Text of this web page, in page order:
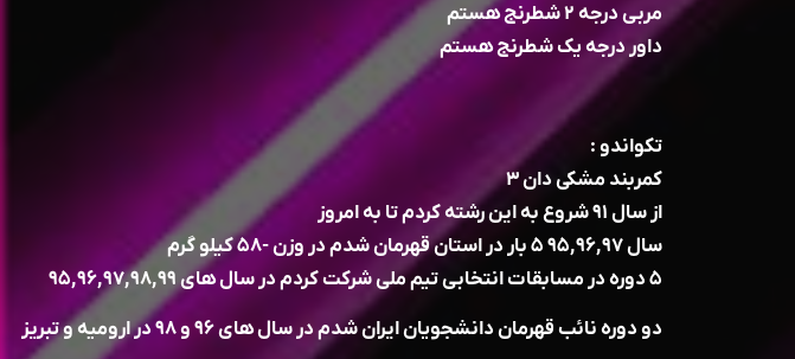
مربی درجه ۲ شطرنج هستم
داور درجه یک شطرنج هستم
تکواندو :
کمربند مشکی دان ۳
از سال ۹۱ شروع به این رشته کردم تا به امروز
سال ۹۵,۹۶,۹۷ ۵ بار در استان قهرمان شدم در وزن -۵۸ کیلو گرم
۵ دوره در مسابقات انتخابی تیم ملی شرکت کردم در سال های ۹۵,۹۶,۹۷,۹۸,۹۹
دو دوره نائب قهرمان دانشجویان ایران شدم در سال های ۹۶ و ۹۸ در ارومیه و تبریز